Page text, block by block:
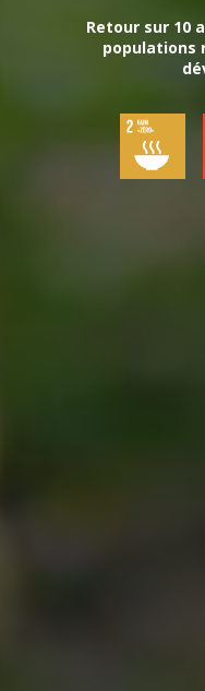
Retour sur 10
populations